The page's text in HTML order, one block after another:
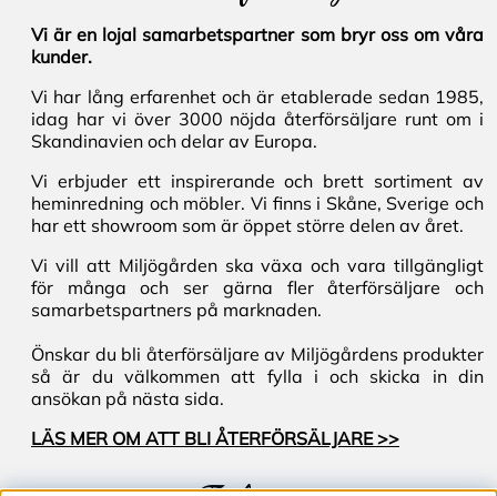
Vi är en lojal samarbetspartner som bryr oss om våra
kunder.
Vi har lång erfarenhet och är etablerade sedan 1985,
idag har vi över 3000 nöjda återförsäljare runt om i
Skandinavien och delar av Europa.
Vi erbjuder ett inspirerande och brett sortiment av
heminredning och möbler. Vi finns i Skåne, Sverige och
har ett showroom som är öppet större delen av året.
Vi vill att Miljögården ska växa och vara tillgängligt
för många och ser gärna fler återförsäljare och
samarbetspartners på marknaden.
Önskar du bli återförsäljare av Miljögårdens produkter
så är du välkommen att fylla i och skicka in din
ansökan på nästa sida.
LÄS MER OM ATT BLI ÅTERFÖRSÄLJARE >>